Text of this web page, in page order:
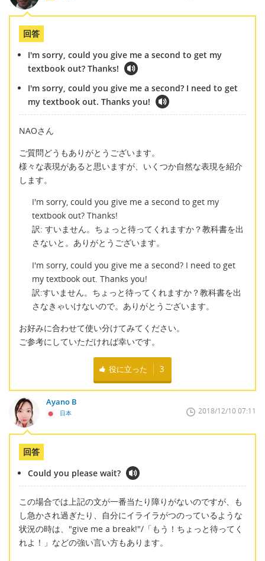
回答
I'm sorry, could you give me a second to get my
textbook out? Thanks!
I'm sorry, could you give me a second? I need to get
my textbook out. Thanks you!
NAOさん
ご質問どうもありがとうございます。
様々な表現があると思いますが、いくつか自然な表現を紹介
します。
I'm sorry, could you give me a second to get my
textbook out? Thanks!
訳: すいません。ちょっと待ってくれますか？教科書を出
さないと。ありがとうございます。
I'm sorry, could you give me a second? I need to get
my textbook out. Thanks you!
訳:すいません。ちょっと待ってくれますか？教科書を出
さなきゃいけないので。ありがとうございます。
お好みに合わせて使い分けてみてください。
ご参考にしていただければ幸いです。
役に立った 3
Ayano B
日本 2018/12/10 07:11
回答
Could you please wait?
この場合では上記の文が一番当たり障りがないのですが、も
し急かされ過ぎたり、自分にイライラがつのっているような
状況の時は、"give me a break!"/「もう！ちょっと待ってく
れよ！」などの強い言い方もあります。